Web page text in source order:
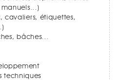
cavaliers, étiquettes,
bâches...
techniques